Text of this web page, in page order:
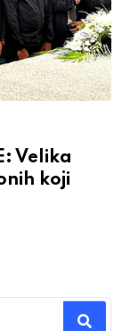
Velika
koji